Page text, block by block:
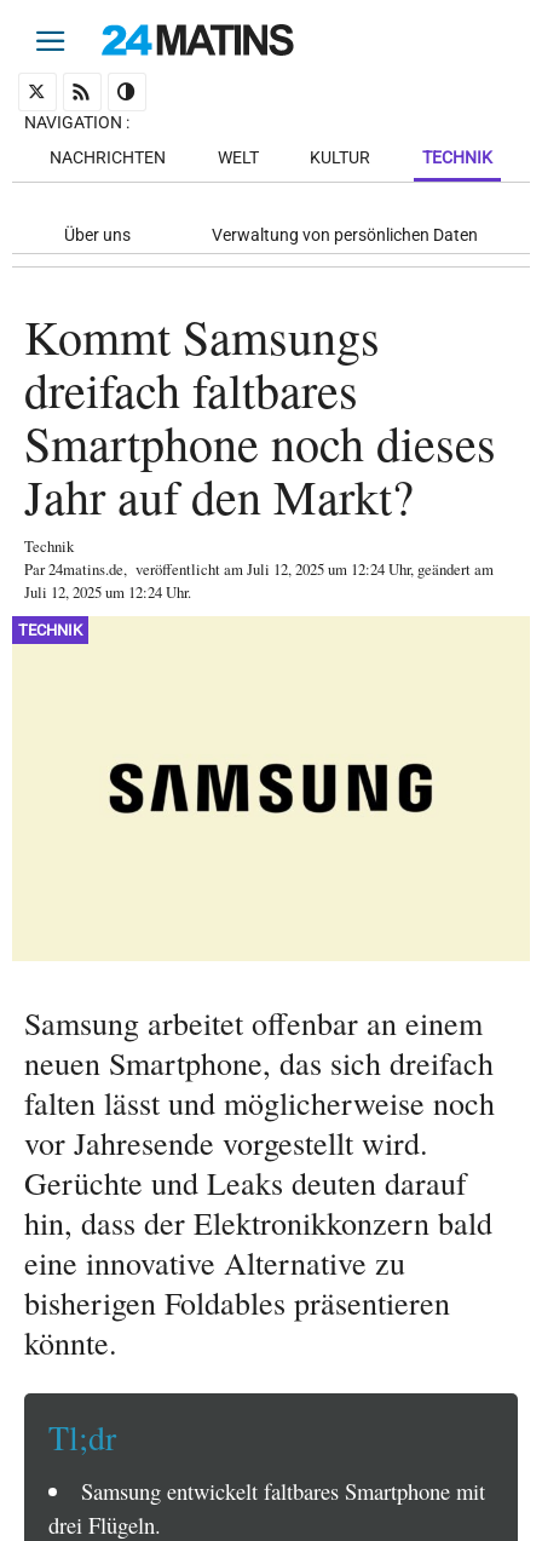
NAVIGATION :
NACHRICHTEN
WELT KULTUR TECHNIK
Über uns Verwaltung von persönlichen Daten
Kommt Samsungs
dreifach faltbares
Smartphone noch dieses
Jahr auf den Markt?
Technik
Par24matins.de, veröffentlicht amJuli 12, 2025um 12:24 Uhr, geändert am
Juli 12, 2025 um 12:24 Uhr.
TECHNIK
Samsung arbeitet offenbar an einem
neuen Smartphone, das sich dreifach
falten lässt und möglicherweise noch
vor Jahresende vorgestellt wird.
Gerüchte und Leaks deuten darauf
hin, dass der Elektronikkonzern bald
eine innovative Alternative zu
bisherigen Foldables präsentieren
könnte.
Tl;dr
Samsung entwickelt faltbares Smartphone mit
drei Flügeln.